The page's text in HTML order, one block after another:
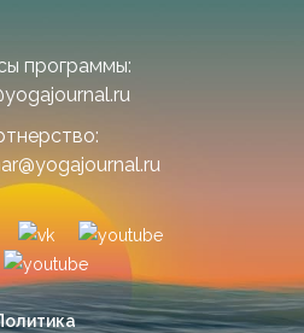
программы: